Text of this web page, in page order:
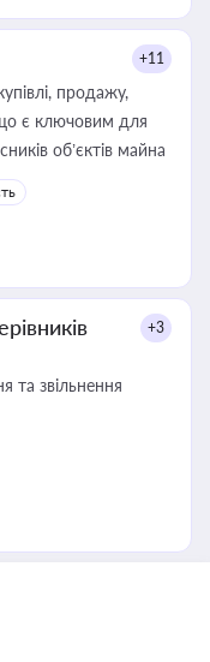
+11
продажу,
є ключовим для
об’єктів майна
+3
та звільнення